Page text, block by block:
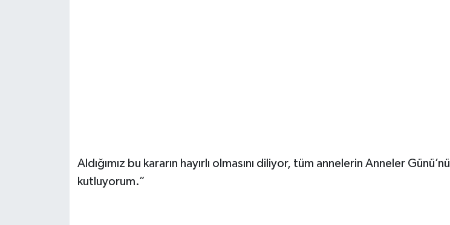
Aldığımız bu kararın hayırlı olmasını diliyor, tüm annelerin Anneler Günü’nü
kutluyorum.”